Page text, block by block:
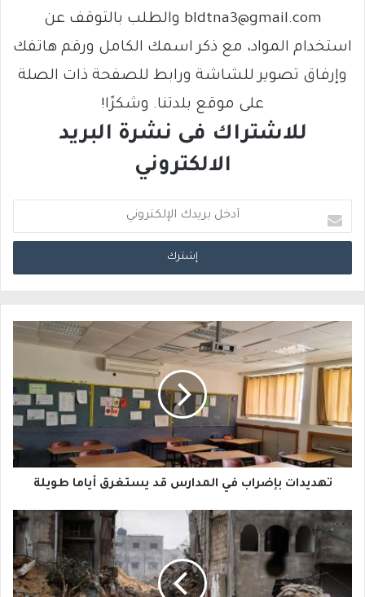
bldtna3@gmail.com والطلب بالتوقف عن
استخدام المواد، مع ذكر اسمك الكامل ورقم هاتفك
وإرفاق تصوير للشاشة ورابط للصفحة ذات الصلة
على موقع بلدتنا. وشكرًا!
للاشتراك فى نشرة البريد
الالكتروني
د
خ
ر
ي
د
ك
ا
إ
ل
ك
تهديدات بإضراب في المدارس قد يستغرق أياما طويلة